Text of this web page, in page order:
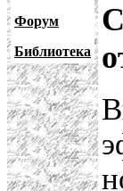
Форум
Библиотека